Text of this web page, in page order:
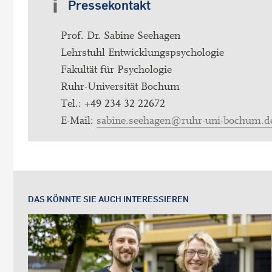
Pressekontakt
Prof. Dr. Sabine Seehagen
Lehrstuhl Entwicklungspsychologie
Fakultät für Psychologie
Ruhr-Universität Bochum
Tel.: +49 234 32 22672
E-Mail: sabine.seehagen@ruhr-uni-
DAS KÖNNTE SIE AUCH INTERESSIEREN